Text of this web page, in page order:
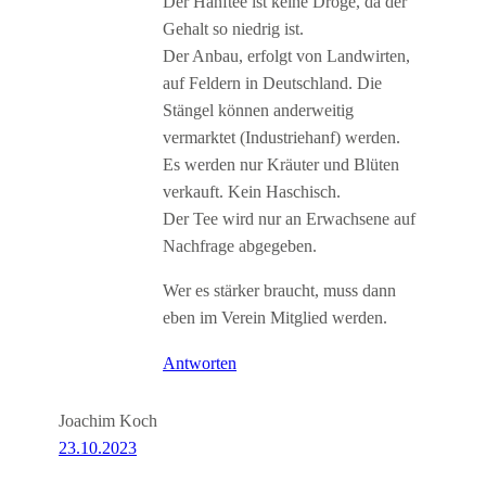
Gehalt so niedrig ist.
Der Anbau, erfolgt von Landwirten,
auf Feldern in Deutschland. Die
Stängel können anderweitig
vermarktet (Industriehanf) werden.
Es werden nur Kräuter und Blüten
verkauft. Kein Haschisch.
Der Tee wird nur an Erwachsene auf
Nachfrage abgegeben.
Wer es stärker braucht, muss dann
eben im Verein Mitglied werden.
Antworten
Joachim Koch
23.10.2023